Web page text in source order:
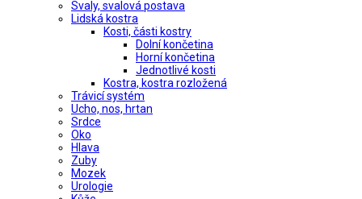
Svaly, svalová postava
Lidská kostra
Kosti, části kostry
Dolní končetina
Horní končetina
Jednotlivé kosti
Kostra, kostra rozložená
Trávicí systém
Ucho, nos, hrtan
Srdce
Oko
Hlava
Zuby
Mozek
Urologie